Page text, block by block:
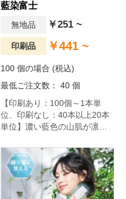
藍染富士
無地品 ￥251 ~
印刷品 ￥441 ~
100 個の場合 (税込)
最低ご注文数： 40 個
【印刷あり：100個～1本単
位、印刷なし：40本以上20本
単位】濃い藍色の山肌が凛々
いた扇子です。インバウンド
のお土産としてもぴったりで
す。